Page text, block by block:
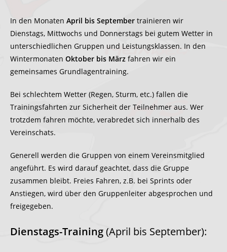
In den Monaten April bis September trainieren wir
Dienstags, Mittwochs und Donnerstags bei gutem Wetter in
unterschiedlichen Gruppen und Leistungsklassen. In den
Wintermonaten Oktober bis März fahren wir ein
gemeinsames Grundlagentraining.
Bei schlechtem Wetter (Regen, Sturm, etc.) fallen die
Trainingsfahrten zur Sicherheit der Teilnehmer aus. Wer
trotzdem fahren möchte, verabredet sich innerhalb des
Vereinschats.
Generell werden die Gruppen von einem Vereinsmitglied
angeführt. Es wird darauf geachtet, dass die Gruppe
zusammen bleibt. Freies Fahren, z.B. bei Sprints oder
Anstiegen, wird über den Gruppenleiter abgesprochen und
freigegeben.
Dienstags-Training(April bis September):